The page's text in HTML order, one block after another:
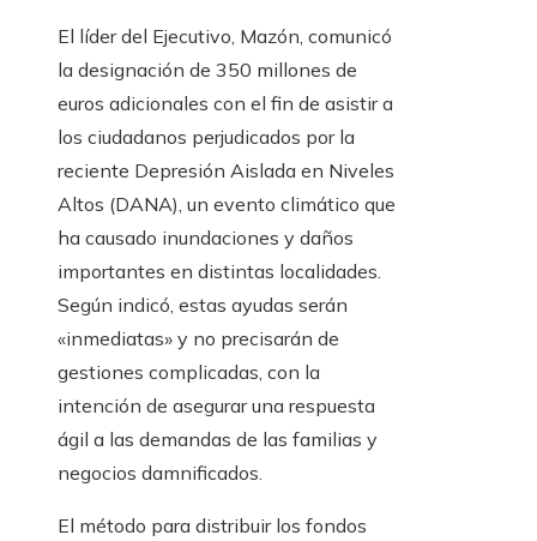
El líder del Ejecutivo, Mazón, comunicó
la designación de 350 millones de
euros adicionales con el fin de asistir a
los ciudadanos perjudicados por la
reciente Depresión Aislada en Niveles
Altos (DANA), un evento climático que
ha causado inundaciones y daños
importantes en distintas localidades.
Según indicó, estas ayudas serán
«inmediatas» y no precisarán de
gestiones complicadas, con la
intención de asegurar una respuesta
ágil a las demandas de las familias y
negocios damnificados.
El método para distribuir los fondos